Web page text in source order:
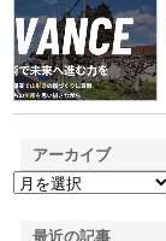
アーカイブ
最近の記事